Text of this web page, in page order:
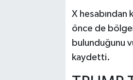
X hesabından
önce de
bulunduğunu
kaydetti.